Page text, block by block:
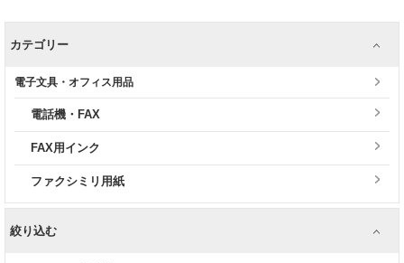
カテゴリー
電子文具・オフィス用品
電話機・FAX
FAX用インク
ファクシミリ用紙
絞り込む